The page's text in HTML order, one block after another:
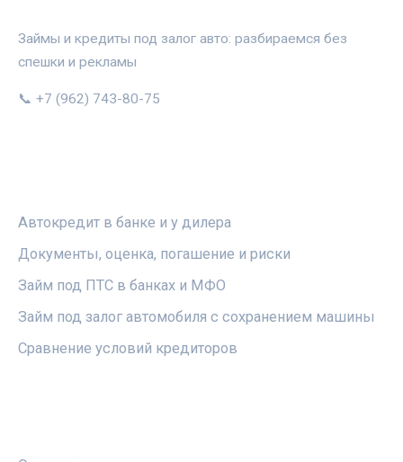
Займы и кредиты под залог авто: разбираемся без
спешки и рекламы
📞 +7 (962) 743-80-75
Автокредит в банке и у дилера
Документы, оценка, погашение и риски
Займ под ПТС в банках и МФО
Займ под залог автомобиля с сохранением машины
Сравнение условий кредиторов